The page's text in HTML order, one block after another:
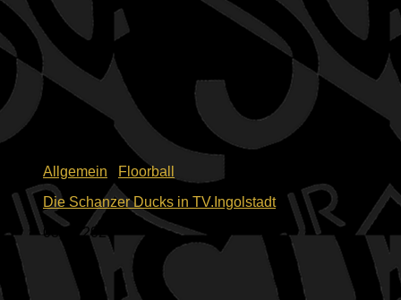
Allgemein
Floorball
Die Schanzer Ducks in TV.Ingolstadt
03.06.2026